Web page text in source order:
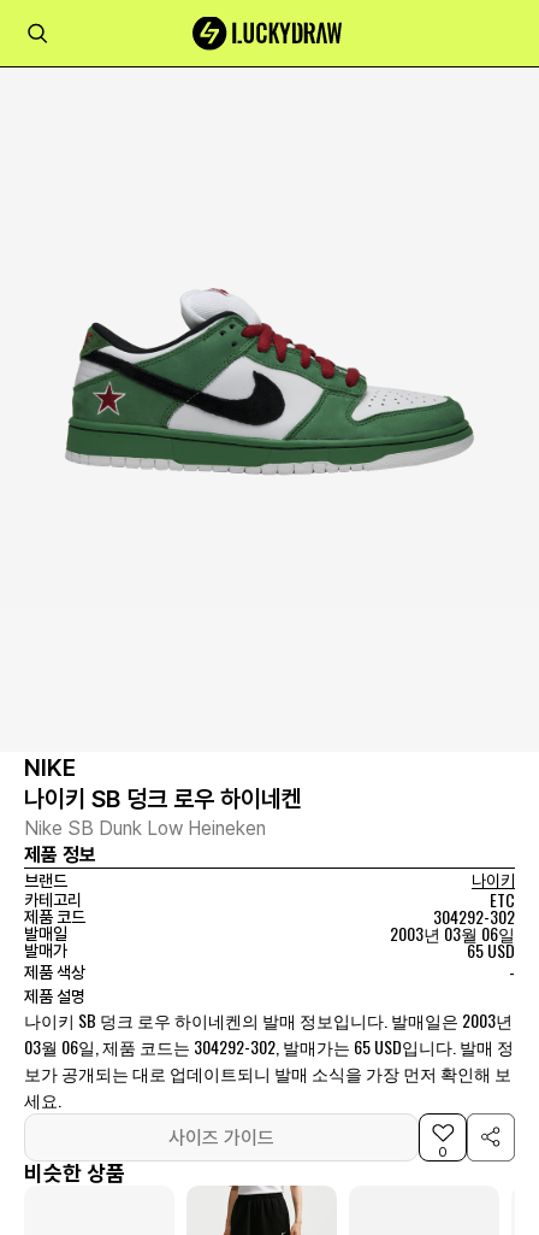
NIKE
나이키 SB 덩크 로우 하이네켄
Nike SB Dunk Low Heineken
제품 정보
브랜드
나이키
카테고리
ETC
제품 코드 304292-302
발매일 2003년 03월 06일
발매가 65 USD
제품 색상 -
제품 설명
나이키 SB 덩크 로우 하이네켄의 발매 정보입니다. 발매일은 2003년
03월 06일, 제품 코드는 304292-302, 발매가는 65 USD입니다. 발매 정
보가 공개되는 대로 업데이트되니 발매 소식을 가장 먼저 확인해 보
세요.
사이즈 가이드
0
비슷한 상품